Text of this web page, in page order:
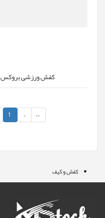
کفش ورزشی بروکس BROOKS LEVITATE 2
««
«
1
کفش و کیف